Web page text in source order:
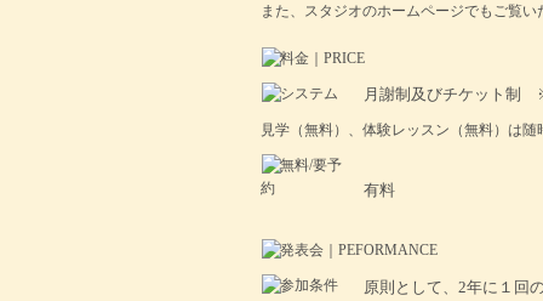
また、スタジオのホームページでもご覧い
月謝制及びチケット制
見学（無料）、体験レッスン（無料）は
有料
原則として、2年に１回